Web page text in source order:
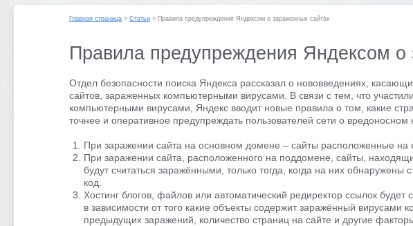
Главная страница > Статьи > Правила предупреждения Яндексом о зараженных сайтах
Правила предупреждения Яндексом о
Отдел безопасности поиска Яндекса рассказал о нововведениях,
сайтов, зараженных компьютерными вирусами. В связи с тем, что
компьютерными вирусами, Яндекс вводит новые правила о том, какие
точнее и оперативное предупреждать пользователей сети о вредоносном
При заражении сайта на основном домене – сайты расположенные на
При заражении сайта, расположенного на поддомене, сайты,
будут считаться заражёнными, только тогда, когда на них
код.
Хостинг блогов, файлов или автоматический редиректор ссылок
в зависимости от того какие объекты содержит заражённый вирусами
предыдущих заражений, количество страниц на сайте и другие